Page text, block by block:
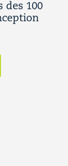
des 100